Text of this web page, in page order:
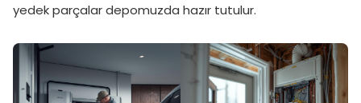
yedek parçalar depomuzda hazır tutulur.